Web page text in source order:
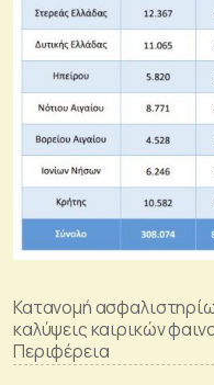
Κατανομή
καλύψεις καιρικών
Περιφέρεια